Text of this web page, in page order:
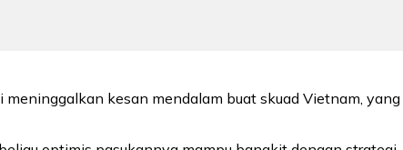
kesan mendalam buat skuad Vietnam, yang